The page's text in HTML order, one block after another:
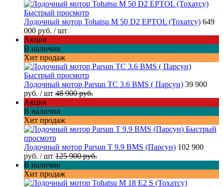
Быстрый просмотр
Лодочный мотор Tohatsu M 50 D2 EPTOL (Тохатсу) 649
000 руб. / шт
Акция
В наличии
Хит продаж
Быстрый просмотр
Лодочный мотор Parsun TC 3.6 BMS ( Парсун) 39 900
руб. / шт 48 900 руб.
Акция
В наличии
Хит продаж
Быстрый
просмотр
Лодочный мотор Parsun T 9.9 BMS (Парсун) 102 900
руб. / шт 125 900 руб.
В наличии
Хит продаж